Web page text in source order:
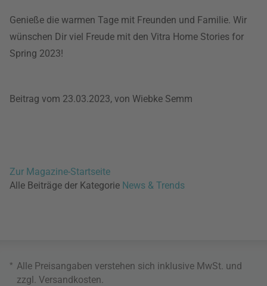
Genieße die warmen Tage mit Freunden und Familie. Wir
wünschen Dir viel Freude mit den Vitra Home Stories for
Spring 2023!
Beitrag vom 23.03.2023, von Wiebke Semm
Zur Magazine-Startseite
Alle Beiträge der Kategorie News & Trends
* Alle Preisangaben verstehen sich inklusive MwSt. und
zzgl. Versandkosten.